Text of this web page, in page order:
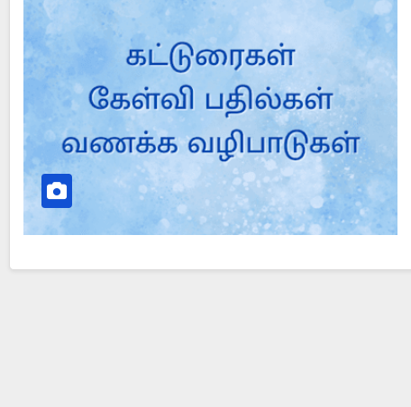
Did Jesus Resurrect on Sunday or Monday?